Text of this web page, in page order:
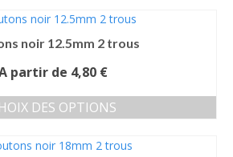
choisies
la
page
du
produit
produit
plusieurs
variations.
Les
options
peuvent
choisies
noir 12.5mm 2 trous
partir de 4,80 €
DES OPTIONS
produit